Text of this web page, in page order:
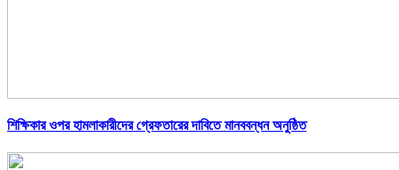
শিক্ষিকার ওপর হামলাকারীদের গ্রেফতারের দাবিতে মানববন্ধন অনুষ্ঠিত